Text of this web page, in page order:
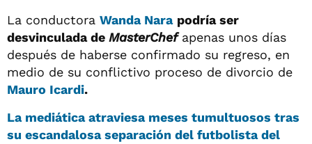
La conductora Wanda Nara podría ser
desvinculada de MasterChefapenas unos días
después de haberse confirmado su regreso, en
medio de su conflictivo proceso de divorcio de
Mauro Icardi.
La mediática atraviesa meses tumultuosos tras
su escandalosa separación del futbolista del